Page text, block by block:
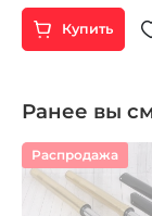
Купить
Ранее вы
Распродажа